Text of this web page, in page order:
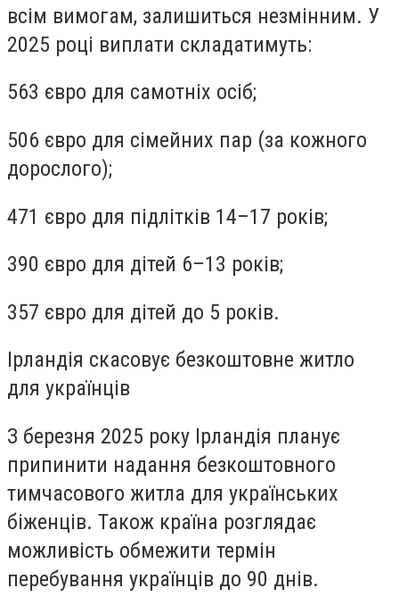
всім вимогам, залишиться незмінним. У
2025 році виплати складатимуть:
563 євро для самотніх осіб;
506 євро для сімейних пар (за кожного
дорослого);
471 євро для підлітків 14–17 років;
390 євро для дітей 6–13 років;
357 євро для дітей до 5 років.
Ірландія скасовує безкоштовне житло
для українців
З березня 2025 року Ірландія планує
припинити надання безкоштовного
тимчасового житла для українських
біженців. Також країна розглядає
можливість обмежити термін
перебування українців до 90 днів.